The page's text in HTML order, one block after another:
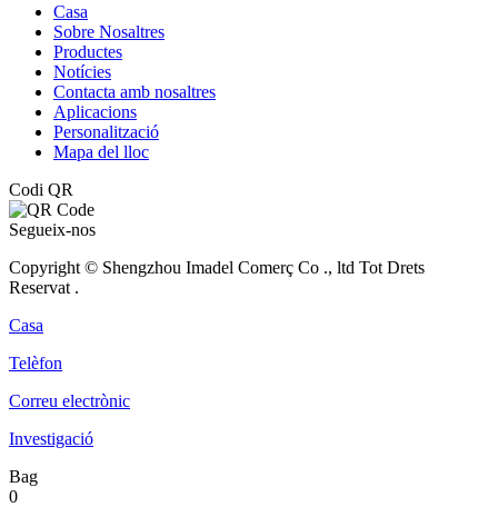
Casa
Sobre Nosaltres
Productes
Notícies
Contacta amb nosaltres
Aplicacions
Personalització
Mapa del lloc
Codi QR
Segueix-nos
Copyright © Shengzhou Imadel Comerç Co ., ltd Tot Drets
Reservat .
Casa
Telèfon
Correu electrònic
Investigació
Bag
0